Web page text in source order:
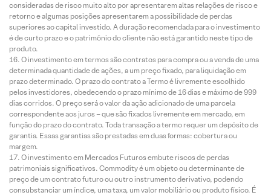
consideradas de risco muito alto por apresentarem altas relações de risco e
retorno e algumas posições apresentarem a possibilidade de perdas
superiores ao capital investido. A duração recomendada para o investimento
é de curto prazo e o patrimônio do cliente não está garantido neste tipo de
produto.
O investimento em termos são contratos para compra ou a venda de uma
determinada quantidade de ações, a um preço fixado, para liquidação em
prazo determinado. O prazo do contrato a Termo é livremente escolhido
pelos investidores, obedecendo o prazo mínimo de 16 dias e máximo de 999
dias corridos. O preço será o valor da ação adicionado de uma parcela
correspondente aos juros – que são fixados livremente em mercado, em
função do prazo do contrato. Toda transação a termo requer um depósito de
garantia. Essas garantias são prestadas em duas formas: cobertura ou
margem.
O investimento em Mercados Futuros embute riscos de perdas
patrimoniais significativos. Commodity é um objeto ou determinante de
preço de um contrato futuro ou outro instrumento derivativo, podendo
consubstanciar um índice, uma taxa, um valor mobiliário ou produto físico. É